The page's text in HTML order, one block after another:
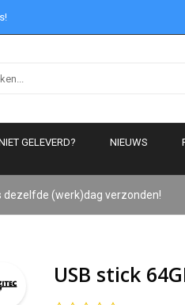
GELEVERD? NIEUWS
dezelfde (werk)dag verzonden!
USB stick